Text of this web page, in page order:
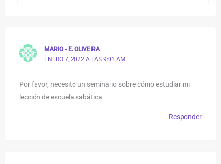
MARIO - E. OLIVEIRA
ENERO 7, 2022 A LAS 9:01 AM
Por favor, necesito un seminario sobre cómo estudiar mi
lección de escuela sabática
Responder